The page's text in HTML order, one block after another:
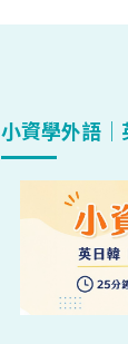
小資學外語